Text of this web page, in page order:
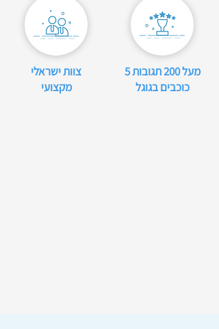
מעל 200 תגובות 5
כוכבים בגוגל
צוות ישראלי
מקצועי